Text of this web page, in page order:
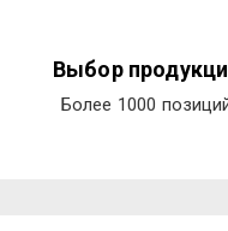
Выбор
Более 1000